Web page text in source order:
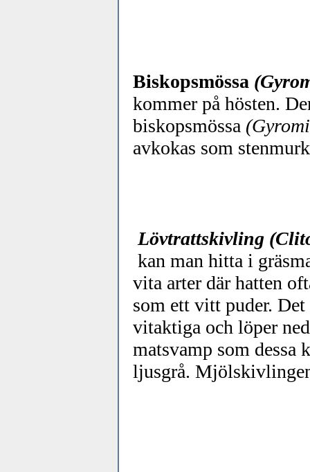
Biskopsmössa
kommer på hösten.
biskopsmössa
avkokas som
Lövtrattskivling
kan man hitta i
vita arter där hatten
som ett vitt puder.
vitaktiga och löper
matsvamp som
ljusgrå.